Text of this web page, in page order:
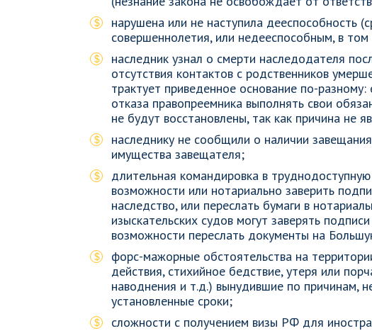
нарушена или не наступила дееспособность
совершеннолетия, или недееспособным, в
наследник узнал о смерти наследодателя
отсутствия контактов с родственников
трактует приведенное основание по-
отказа правопреемника выполнять свои
не будут восстановлены, так как причина не
наследнику не сообщили о наличии
имущества завещателя;
длительная командировка в
возможности или нотариально заверить
наследство, или переслать бумаги в
изыскательских судов могут заверять
возможности переслать документы на
форс-мажорные обстоятельства на
действия, стихийное бедствие, утеря или
наводнения и т.д.) вынудившие по причинам,
установленные сроки;
сложности с получением визы РФ для